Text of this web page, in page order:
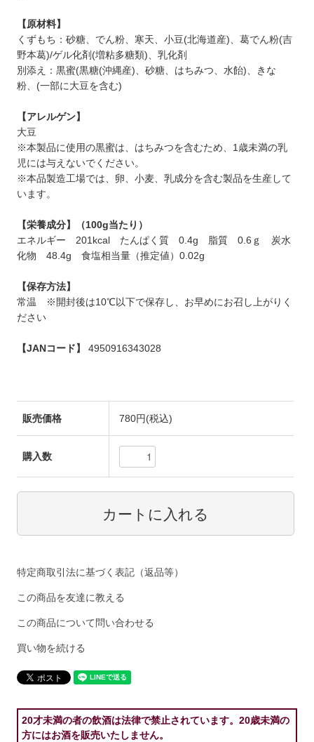
【原材料】
くずもち：砂糖、でん粉、寒天、小豆(北海道産)、葛でん粉(吉
野本葛)/ゲル化剤(増粘多糖類)、乳化剤
別添え：黒蜜(黒糖(沖縄産)、砂糖、はちみつ、水飴)、きな
粉、(一部に大豆を含む)
【アレルゲン】
大豆
※本製品に使用の黒蜜は、はちみつを含むため、1歳未満の乳
児には与えないでください。
※本品製造工場では、卵、小麦、乳成分を含む製品を生産して
います。
【栄養成分】（100g当たり）
エネルギー 201kcal たんぱく質 0.4g 脂質 0.6ｇ 炭水
化物 48.4g 食塩相当量（推定値）0.02g
【保存方法】
常温 ※開封後は10℃以下で保存し、お早めにお召し上がりく
ださい
【JANコード】 4950916343028
販売価格 780円(税込)
購入数
特定商取引法に基づく表記（返品等）
この商品を友達に教える
この商品について問い合わせる
買い物を続ける
20才未満の者の飲酒は法律で禁止されています。20歳未満の
方にはお酒を販売いたしません。